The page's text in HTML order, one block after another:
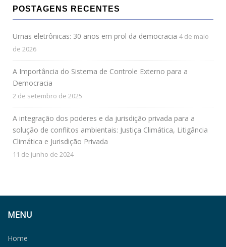
POSTAGENS RECENTES
Urnas eletrônicas: 30 anos em prol da democracia 4 de maio
de 2026
A Importância do Sistema de Controle Externo para a
Democracia
2 de setembro de 2025
A integração dos poderes e da jurisdição privada para a
solução de conflitos ambientais: Justiça Climática, Litigância
Climática e Jurisdição Privada
11 de junho de 2024
MENU
Home